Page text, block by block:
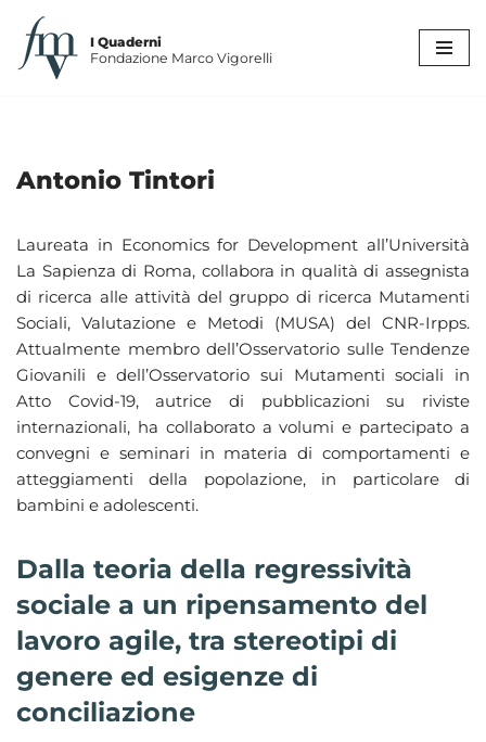
Vai
I Quaderni
Fondazione Marco Vigorelli
Antonio Tintori
Laureata in Economics for Development all’Università
La Sapienza di Roma, collabora in qualità di assegnista
di ricerca alle attività del gruppo di ricerca Mutamenti
Sociali, Valutazione e Metodi (MUSA) del CNR-Irpps.
Attualmente membro dell’Osservatorio sulle Tendenze
Giovanili e dell’Osservatorio sui Mutamenti sociali in
Atto Covid-19, autrice di pubblicazioni su riviste
internazionali, ha collaborato a volumi e partecipato a
convegni e seminari in materia di comportamenti e
atteggiamenti della popolazione, in particolare di
bambini e adolescenti.
Dalla teoria della regressività
sociale a un ripensamento del
lavoro agile, tra stereotipi di
genere ed esigenze di
conciliazione